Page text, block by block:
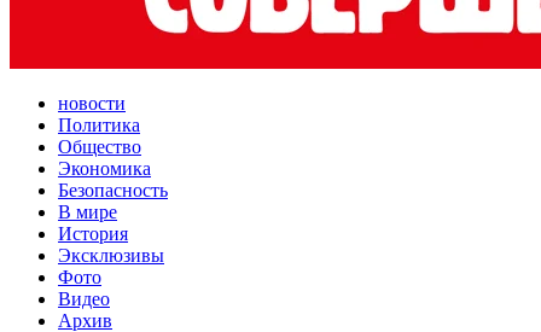
новости
Политика
Общество
Экономика
Безопасность
В мире
История
Эксклюзивы
Фото
Видео
Архив